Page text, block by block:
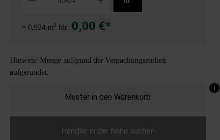
= 0,924 m2 für 0,00 €*
Hinweis: Menge aufgrund der Verpackungseinheit
aufgerundet.
Muster in den Warenkorb
i
Händler in der Nähe suchen